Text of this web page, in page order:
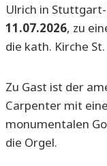
Ulrich in
11.07.2026, zu
die kath. Kirche
Zu Gast ist der
Carpenter mit
monumentalen
die Orgel.